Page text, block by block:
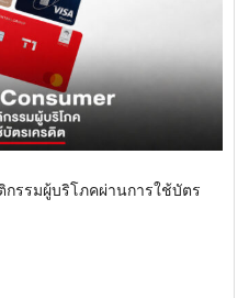
กรรมผู้บริโภคผ่านการใช้บัตร